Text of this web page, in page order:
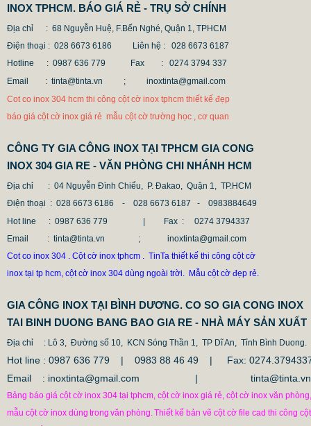
INOX TPHCM. BÁO GIÁ RẺ - TRỤ SỞ CHÍNH
Địa chỉ : 68 Nguyễn Huệ, F.Bến Nghé, Quận 1, TPHCM
Điện thoại : 028 6673 6186
Liên hệ : 028 6673 6187
Hotline : 0987 636 779 Fax
: 0274 3794 337
Email : tinta@tinta.vn ;
inoxtinta@gmail.com
Cot co inox 304 hcm thi công cột cờ inox tphcm thiết kế đẹp
báo giá cột cờ inox giá rẻ mẫu cột cờ trường học , cơ quan
CÔNG TY GIA CÔNG INOX TẠI TPHCM GIA CONG
INOX 304 GIA RE - VĂN PHÒNG CHI NHÁNH HCM
Địa chỉ
: 04 Nguyễn Đình Chiểu, P. Đakao, Quận 1, TP.HCM
Điện thoại : 028 6673 6186 - 028 6673 6187 -
0983884649
Hot line
: 0987 636 779 | Fax :
0274 3794337
Email
: tinta@tinta.vn ; inoxtinta@gmail.com
Cot co inox 304 . Cột cờ inox tphcm . TinTa thiết kế thi công cột cờ
inox tại tp hcm, cột cờ inox 304 dùng ngoài trời. Mẫu cột cờ đẹp rẻ.
GIA CÔNG INOX TẠI BÌNH DƯƠNG. CO SO GIA CONG INOX
TAI BINH DUONG BANG BAO GIA RE - NHÀ MÁY SẢN XUẤT
Địa chỉ : Lô 3, Đường số 10, KCN Sóng Thần 1, TP Dĩ An, Tỉnh Bình Duong.
Hot line : 0987 636 779 | 0983 88 46 49 |
Fax:
Email : inoxtinta@gmail.com | tinta@tinta.vn
Bảng báo giá cột cờ inox 304 tại tphcm, cột cờ inox giá rẻ, cột cờ inox văn phòng,
mẫu cột cờ inox dùng trong văn phòng.Thiết kế bản vẽ cột cờ file cad thi công cột